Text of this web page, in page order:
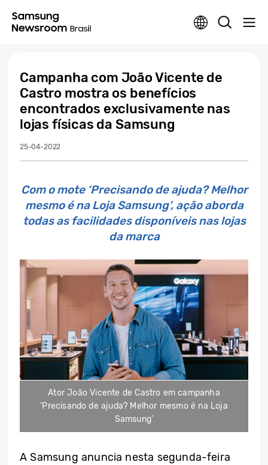
Campanha com João Vicente de
Castro mostra os benefícios
encontrados exclusivamente nas
lojas físicas da Samsung
25-04-2022
Com o mote ‘Precisando de ajuda? Melhor
mesmo é na Loja Samsung’, ação aborda
todas as facilidades disponíveis nas lojas
da marca
Ator João Vicente de Castro em campanha
‘Precisando de ajuda? Melhor mesmo é na Loja
Samsung’
A Samsung anuncia nesta segunda-feira